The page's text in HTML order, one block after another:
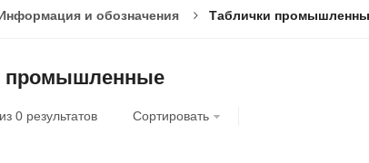
и обозначения Таблички
промышленные
из 0 результатов Сортировать